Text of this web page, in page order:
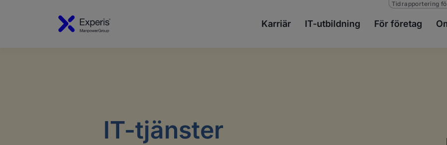
Karriär IT-utbildning För företag
Tidrapportering
IT-tjänster